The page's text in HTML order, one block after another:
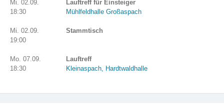
Mi. 02.09.
18:30
Lauftreff für Einsteiger
Mühlfeldhalle Großaspach
Mi. 02.09.
19:00
Stammtisch
Mo. 07.09.
18:30
Lauftreff
Kleinaspach, Hardtwaldhalle